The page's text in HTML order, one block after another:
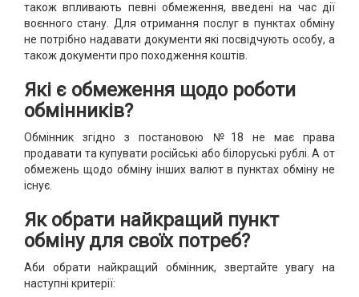
також впливають певні обмеження, введені на час дії
воєнного стану. Для отримання послуг в пунктах обміну
не потрібно надавати документи які посвідчують особу, а
також документи про походження коштів.
Які є обмеження щодо роботи
обмінників?
Обмінник згідно з постановою №18 не має права
продавати та купувати російські або білоруські рублі. А от
обмежень щодо обміну інших валют в пунктах обміну не
існує.
Як обрати найкращий пункт
обміну для своїх потреб?
Аби обрати найкращий обмінник, звертайте увагу на
наступні критерії: